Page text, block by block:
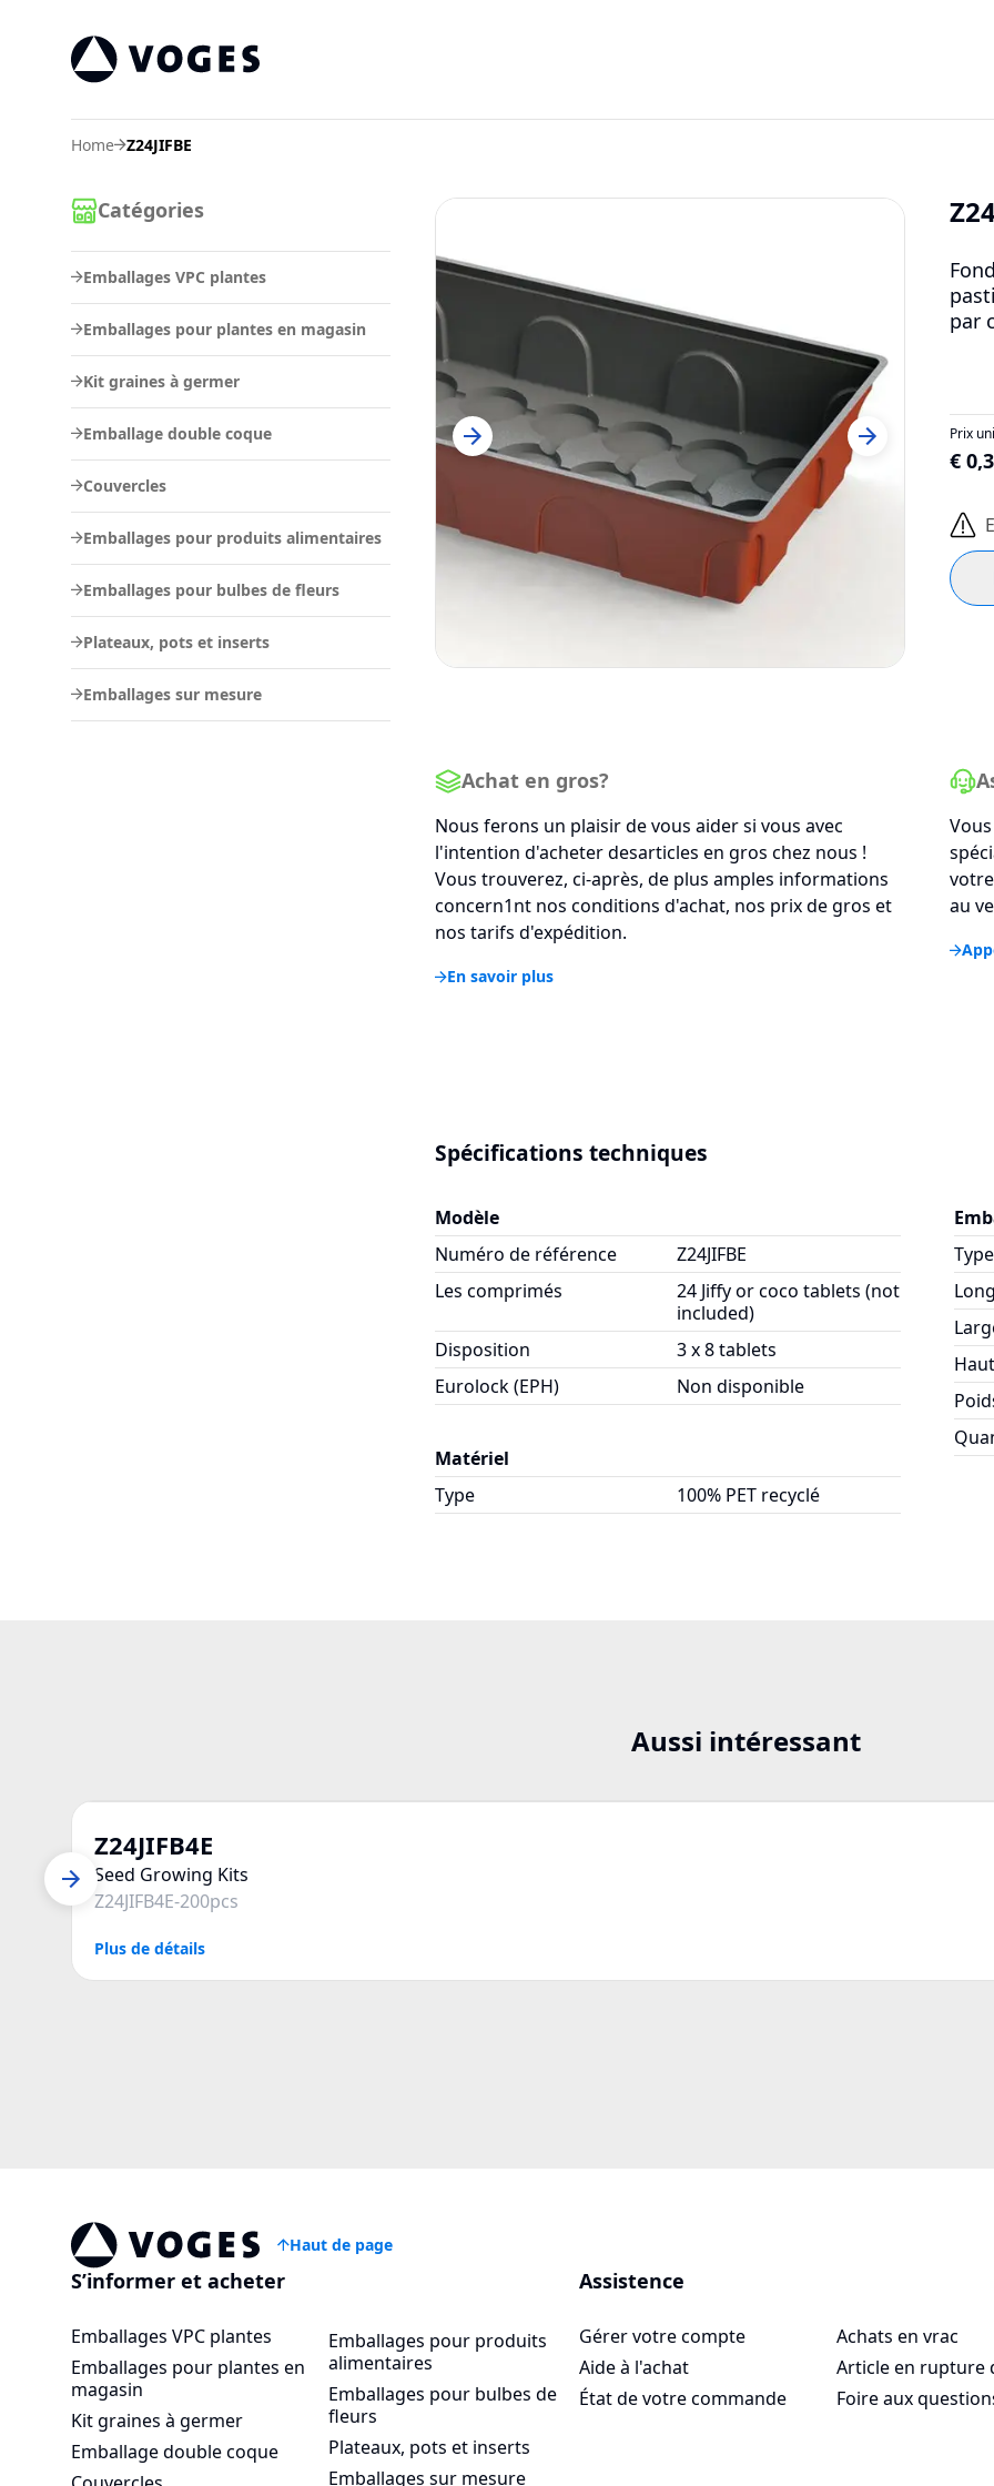
Home Z24JIFBE
Catégories
Emballages VPC plantes
Emballages pour plantes en magasin
Kit graines à germer
Emballage double coque
Couvercles
Emballages pour produits alimentaires
Emballages pour bulbes de fleurs
Plateaux, pots et inserts
Emballages sur mesure
par
Prix
€
Achat en gros?
Nous ferons un plaisir de vous aider si vous avec
l'intention d'acheter desarticles en gros chez nous !
Vous trouverez, ci-après, de plus amples informations
concern1nt nos conditions d'achat, nos prix de gros et
nos tarifs d'expédition.
En savoir plus
au
Spécifications techniques
Modèle
Numéro de référence
Z24JIFBE
Les comprimés
24 Jiffy or coco tablets (not
included)
Disposition
3 x 8 tablets
Eurolock (EPH)
Non disponible
Matériel
Type
100% PET recyclé
Type
Aussi intéressant
Z24JIFB4E
Seed Growing Kits
Z24JIFB4E-200pcs
Plus de détails
Vogespackaging
Haut de page
S’informer et acheter
Emballages VPC plantes
Emballages pour plantes en
magasin
Kit graines à germer
Emballage double coque
Emballages pour produits
alimentaires
Emballages pour bulbes de
fleurs
Plateaux, pots et inserts
Emballages sur mesure
Assistence
Gérer votre compte
Aide à l'achat
État de votre commande
Achats en vrac
Article en rupture
Foire aux